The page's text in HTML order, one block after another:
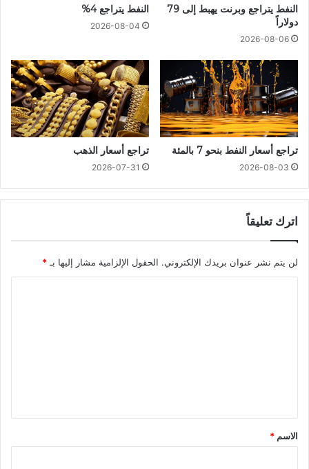
النفط يتراجع وبرنت يهبط إلى 79
دولاراً
2026-08-06
النفط يتراجع 4%
2026-08-04
تراجع أسعار النفط بنحو 7 بالمئة
2026-08-03
تراجع أسعار الذهب
2026-07-31
اترك تعليقاً
لن يتم نشر عنوان بريدك الإلكتروني. الحقول الإلزامية مشار إليها بـ*
*
الاسم *